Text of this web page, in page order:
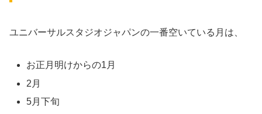
ユニバーサルスタジオジャパンの一番空いている月は、
お正月明けからの1月
2月
5月下旬